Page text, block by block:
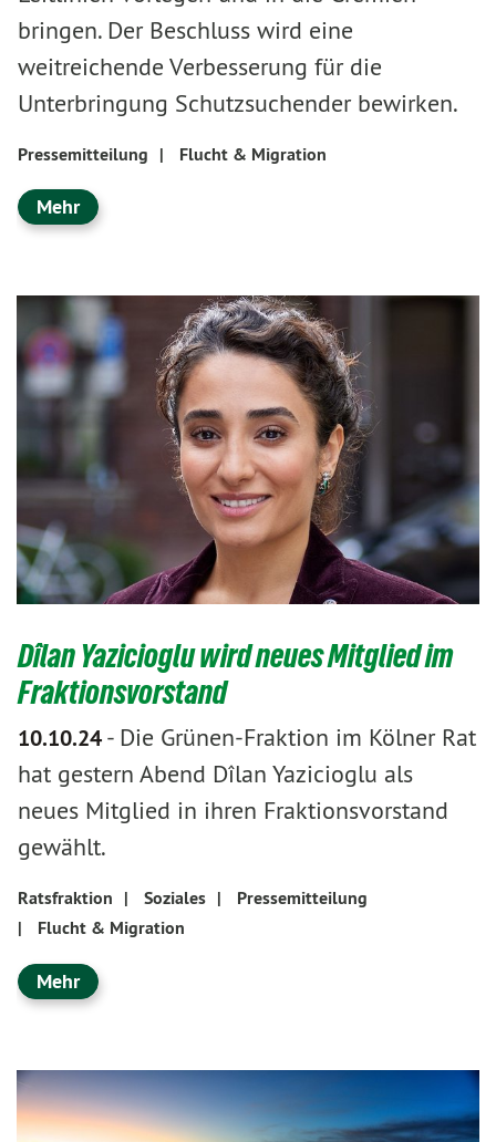
bringen. Der Beschluss wird eine
weitreichende Verbesserung für die
Unterbringung Schutzsuchender bewirken.
Pressemitteilung | Flucht & Migration
Mehr
Dîlan Yazicioglu wird neues Mitglied im
Fraktionsvorstand
10.10.24- Die Grünen-Fraktion im Kölner Rat
hat gestern Abend Dîlan Yazicioglu als
neues Mitglied in ihren Fraktionsvorstand
gewählt.
Ratsfraktion | Soziales |
Pressemitteilung
|
Flucht & Migration
Mehr